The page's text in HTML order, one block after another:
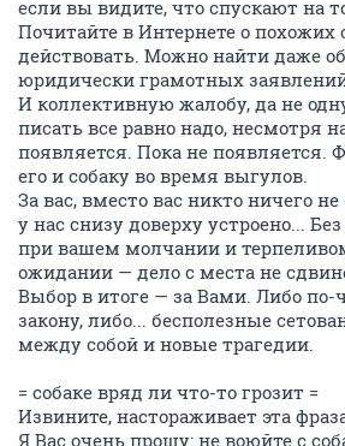
если вы видите, что спускают на
Почитайте в Интернете о похожих
действовать. Можно найти даже
юридически грамотных
И коллективную жалобу, да не
писать все равно надо, несмотря
появляется. Пока не появляется.
его и собаку во время выгулов.
За вас, вместо вас никто ничего
у нас снизу доверху устроено...
при вашем молчании и
ожидании — дело с места не
Выбор в итоге — за Вами. Либо по-
закону, либо... бесполезные
между собой и новые трагедии.
= собаке вряд ли что-то грозит =
Извините, настораживает эта
Я Вас очень прошу: не воюйте с